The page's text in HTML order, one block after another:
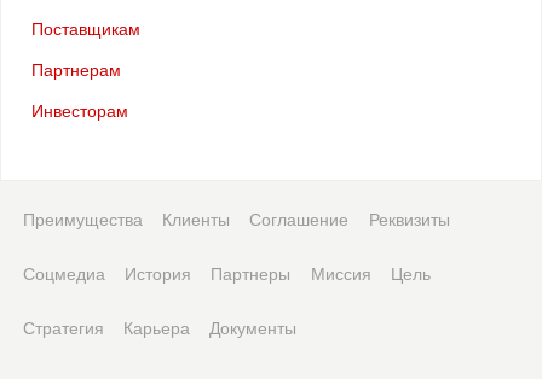
Поставщикам
Партнерам
Инвесторам
Преимущества Клиенты Соглашение Реквизиты
Соцмедиа История Партнеры Миссия Цель
Стратегия Карьера Документы